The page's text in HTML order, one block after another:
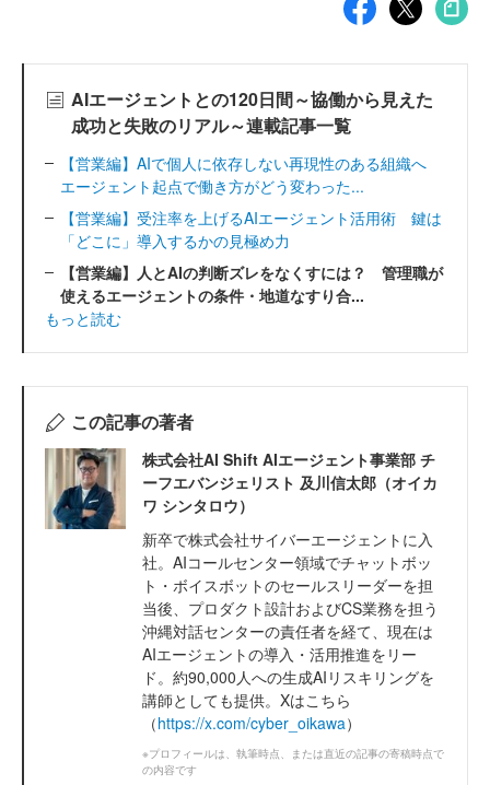
AIエージェントとの120日間～協働から見えた
成功と失敗のリアル～連載記事一覧
【営業編】AIで個人に依存しない再現性のある組織へ
エージェント起点で働き方がどう変わった...
【営業編】受注率を上げるAIエージェント活用術 鍵は
「どこに」導入するかの見極め力
【営業編】人とAIの判断ズレをなくすには？ 管理職が
使えるエージェントの条件・地道なすり合...
もっと読む
この記事の著者
株式会社AI Shift AIエージェント事業部 チ
ーフエバンジェリスト 及川信太郎（オイカ
ワ シンタロウ）
新卒で株式会社サイバーエージェントに入
社。AIコールセンター領域でチャットボッ
ト・ボイスボットのセールスリーダーを担
当後、プロダクト設計およびCS業務を担う
沖縄対話センターの責任者を経て、現在は
AIエージェントの導入・活用推進をリー
ド。約90,000人への生成AIリスキリングを
講師としても提供。Xはこちら
（https://x.com/cyber_oikawa）
※プロフィールは、執筆時点、または直近の記事の寄稿時点で
の内容です